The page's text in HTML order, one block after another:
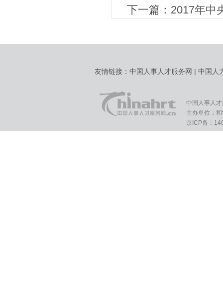
下一篇： 2017年中
友情链接： 中国人事人才服务网 | 中国人
中国人事人
主办单位：
京ICP备：